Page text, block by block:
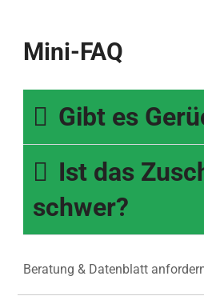
Mini-FAQ
Gibt es
Ist das
schwer?
Beratung & Datenblatt